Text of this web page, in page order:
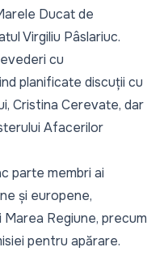
Ducat de
Virgiliu Pâslariuc.
cu
planificate discuții cu
Cristina Cerevate, dar
Afacerilor
parte membri ai
și europene,
Regiune, precum
pentru apărare.